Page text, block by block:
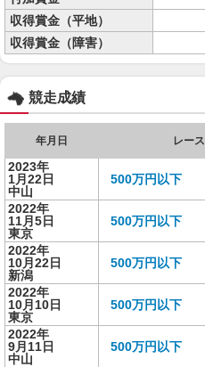
収得賞金（平地）
収得賞金（障害）
競走成績
年月日 レース
2023年
1月22日
中山
500万円以下
2022年
11月5日
東京
500万円以下
2022年
10月22日
新潟
500万円以下
2022年
10月10日
東京
500万円以下
2022年
9月11日
中山
500万円以下